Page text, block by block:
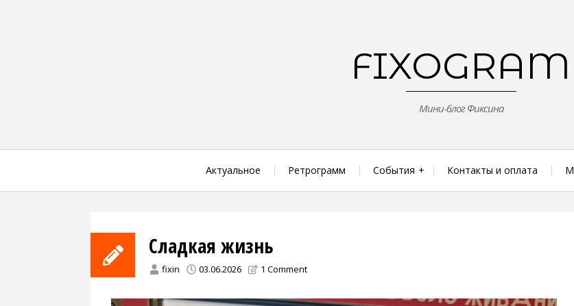
FIXOGRAM
Мини-блог Фиксина
Актуальное Ретрограмм События Контакты и оплата
Сладкая жизнь
fixin 03.06.2026 1 Comment